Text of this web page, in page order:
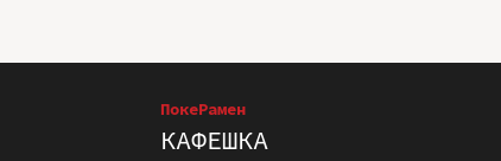
ПокеРамен
КАФЕШКА